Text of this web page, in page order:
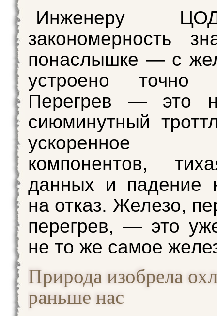
Инженеру
закономерность
понаслышке — с
устроено
Перегрев — это
сиюминутный
ускоренное
компонентов,
данных и падение
на отказ. Железо,
перегрев, — это
не то же самое
Природа изобрела
раньше нас